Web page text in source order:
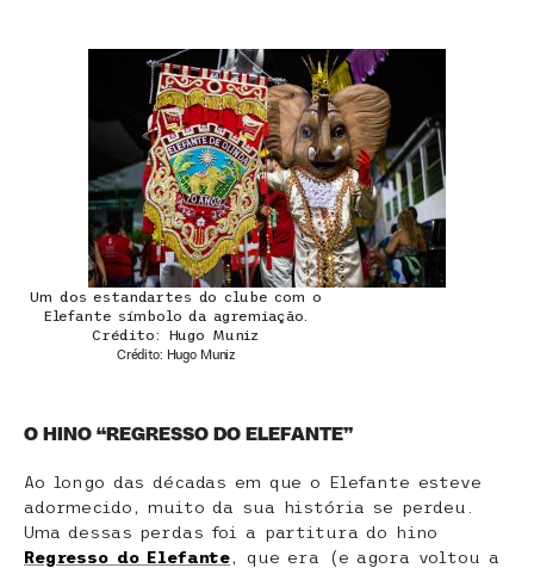
Um dos estandartes do clube com o
Elefante símbolo da agremiação.
Crédito: Hugo Muniz
Crédito: Hugo Muniz
O HINO “REGRESSO DO ELEFANTE”
Ao longo das décadas em que o Elefante esteve
adormecido, muito da sua história se perdeu.
Uma dessas perdas foi a partitura do hino
Regresso do Elefante, que era (e agora voltou a